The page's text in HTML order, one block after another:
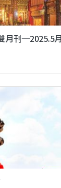
月刊─2025.5